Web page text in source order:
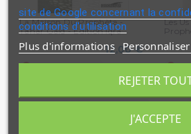
La Maison Du Prophète -
Tahar Gaid - Edition Iqra
12,00 €
Rupture de stock
Les
site de Google concernant la
conditions d'utilisation
Plus d'informations
REJETER
J'ACCEPTE